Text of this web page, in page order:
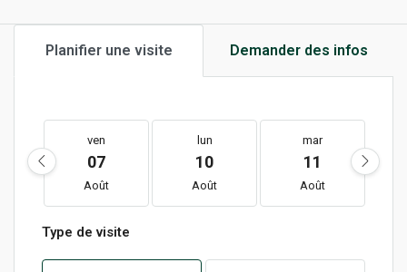
Planifier une visite Demander des infos
ven
07
Août
lun
10
Août
mar
11
Août
Type de visite